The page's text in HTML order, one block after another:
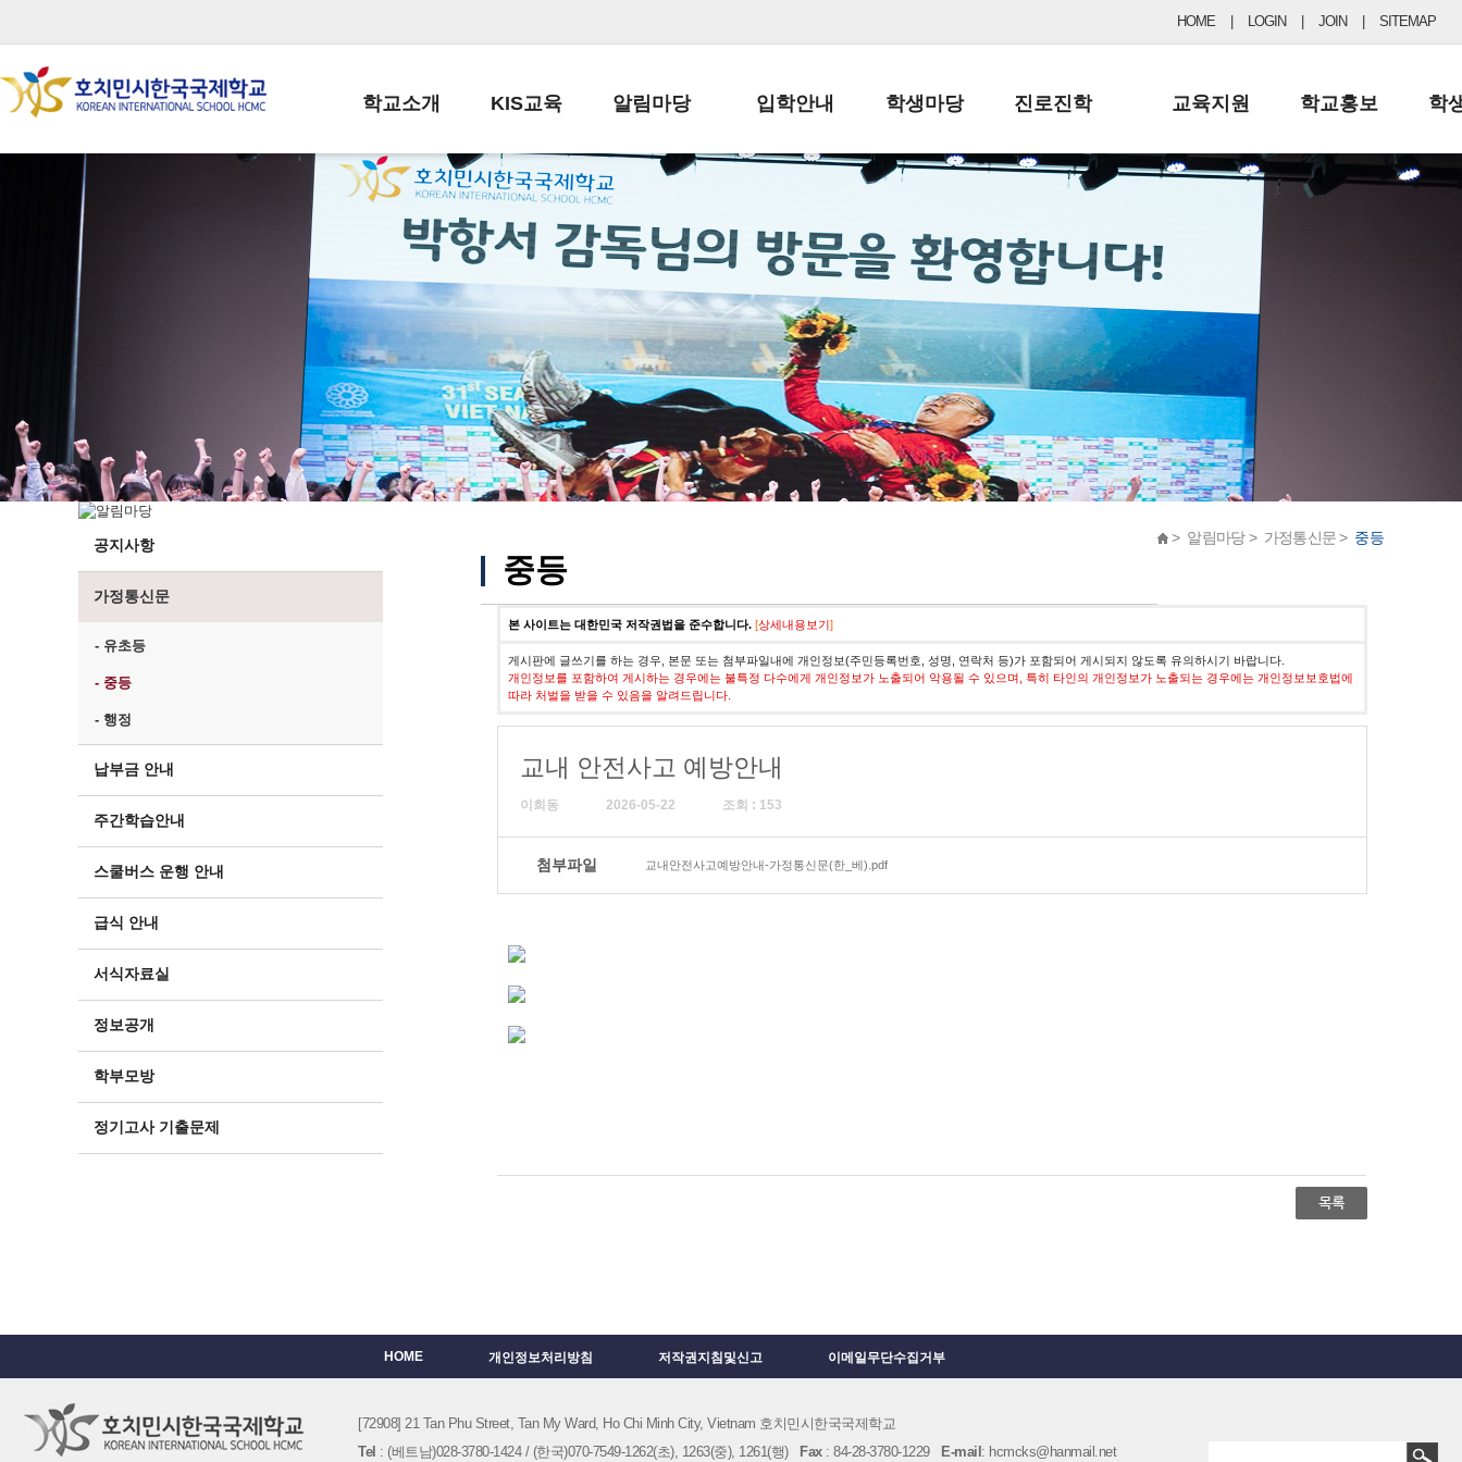
HOME LOGIN JOIN SITEMAP
학교소개
학교장인사말
학교상징
학교연혁
교직원현황
학생현황
위치/전화
전경사진
KIS교육
교육목표
학사일정
일과시간표
성과평가자료
알림마당
공지사항
납부금 안내
스쿨버스 운행 안내
급식안내
서식자료실
학부모방
정기고사 기출문제
입학안내
전-편입 서류양식
입학금/수업료
교복구입안내
학생마당
학생생활규정
학교신문
자율진로동아리
유초등 소식지
진로진학
공지사항 및 입시자료
드림레터
교육지원
행정실
학교운영위원회
학교건축기금
학교홍보
보도자료
학
공지사항
가정통신문
- 유초등
- 중등
- 행정
납부금 안내
주간학습안내
스쿨버스 운행 안내
급식 안내
서식자료실
정보공개
학부모방
정기고사 기출문제
> 알림마당 > 가정통신문 > 중등
중등
본 사이트는 대한민국 저작권법을 준수합니다. [상세내용보기]
게시판에 글쓰기를 하는 경우, 본문 또는 첨부파일내에 개인정보(주민등록번호, 성명, 연락처 등)가 포함되어 게시되지 않도록 유의하시기 바랍니다.
개인정보를 포함하여 게시하는 경우에는 불특정 다수에게 개인정보가 노출되어 악용될 수 있으며, 특히 타인의 개인정보가 노출되는 경우에는 개인정보보호법에
따라 처벌을 받을 수 있음을 알려드립니다.
교내 안전사고 예방안내
이희동 2026-05-22 조회 : 153
첨부파일 교내안전사고예방안내-가정통신문(한_베).pdf
HOME 개인정보처리방침 저작권지침및신고 이메일무단수집거부
[72908] 21 Tan Phu Street, Tan My Ward, Ho Chi Minh City, Vietnam 호치민시한국국제학교
Tel : (베트남)028-3780-1424 / (한국)070-7549-1262(초), 1263(중), 1261(행) Fax: 84-28-3780-1229 E-mail : hcmcks@hanmail.net